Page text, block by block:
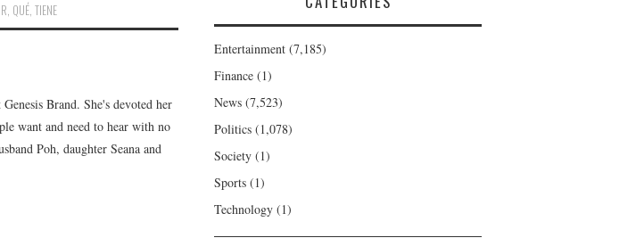
, QUÉ,TIENE
Brand. She's devoted her
want and need to hear with no
Poh, daughter Seana and
Entertainment (7,185)
Finance (1)
News (7,523)
Politics (1,078)
Society (1)
Sports (1)
Technology (1)